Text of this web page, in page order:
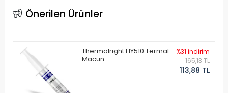
Önerilen Ürünler
Thermalright HY510 Termal
Macun
%31 indirim
165,13 TL
113,88 TL